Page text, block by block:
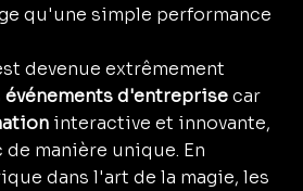
qu'une simple performance
devenue extrêmement
événements d'entreprise car
interactive et innovante,
manière unique. En
dans l'art de la magie, les